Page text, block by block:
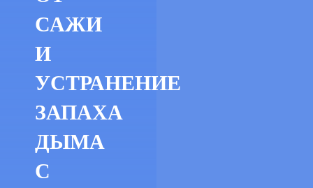
САЖИ
И
УСТРАНЕНИЕ
ЗАПАХА
ДЫМА
С